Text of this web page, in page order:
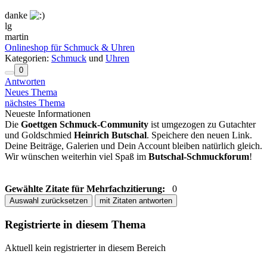
danke
lg
martin
Onlineshop für Schmuck & Uhren
Kategorien: Schmuck und Uhren
0
Antworten
Neues Thema
nächstes Thema
Neueste Informationen
Die Goettgen Schmuck-Community ist umgezogen zu Gutachter
und Goldschmied Heinrich Butschal. Speichere den neuen Link.
Deine Beiträge, Galerien und Dein Account bleiben natürlich gleich.
Wir wünschen weiterhin viel Spaß im Butschal-Schmuckforum!
Gewählte Zitate für Mehrfachzitierung: 0
Auswahl zurücksetzen mit Zitaten antworten
Registrierte in diesem Thema
Aktuell kein registrierter in diesem Bereich